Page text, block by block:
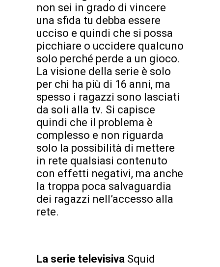
non sei in grado di vincere
una sfida tu debba essere
ucciso e quindi che si possa
picchiare o uccidere qualcuno
solo perché perde a un gioco.
La visione della serie è solo
per chi ha più di 16 anni, ma
spesso i ragazzi sono lasciati
da soli alla tv. Si capisce
quindi che il problema è
complesso e non riguarda
solo la possibilità di mettere
in rete qualsiasi contenuto
con effetti negativi, ma anche
la troppa poca salvaguardia
dei ragazzi nell’accesso alla
rete.
La serie televisiva Squid